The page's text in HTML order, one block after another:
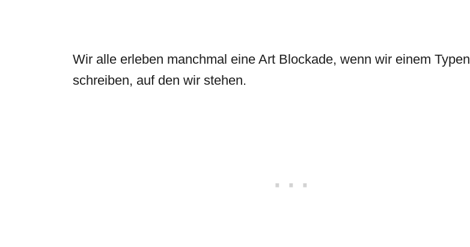
Wir alle erleben manchmal eine Art Blockade, wenn wir einem Typen
schreiben, auf den wir stehen.